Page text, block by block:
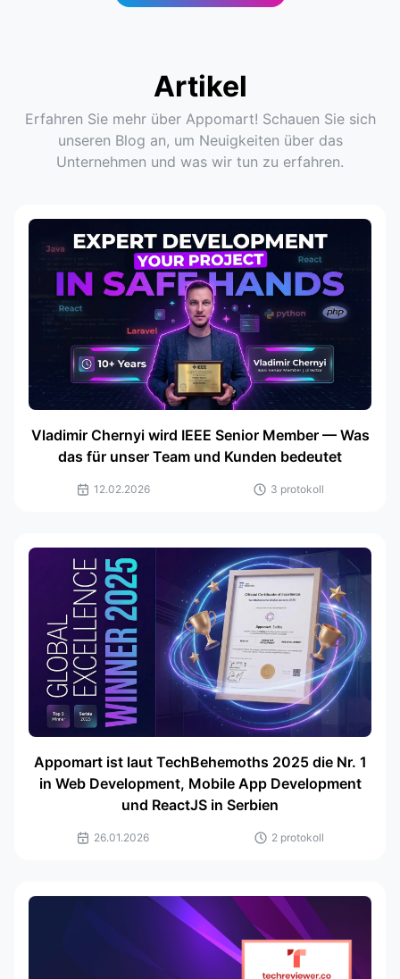
Artikel
Erfahren Sie mehr über Appomart! Schauen Sie sich
unseren Blog an, um Neuigkeiten über das
Unternehmen und was wir tun zu erfahren.
Vladimir Chernyi wird IEEE Senior Member — Was
das für unser Team und Kunden bedeutet
12.02.2026 3 protokoll
Appomart ist laut TechBehemoths 2025 die Nr. 1
in Web Development, Mobile App Development
und ReactJS in Serbien
26.01.2026 2 protokoll